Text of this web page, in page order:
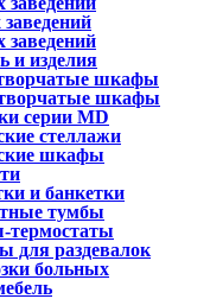
и изделия
шкафы
шкафы
серии MD
стеллажи
шкафы
и банкетки
тумбы
термостаты
для раздевалок
больных